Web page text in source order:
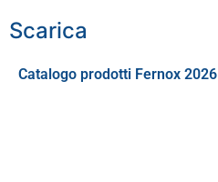
Scarica
Catalogo prodotti Fernox 2026